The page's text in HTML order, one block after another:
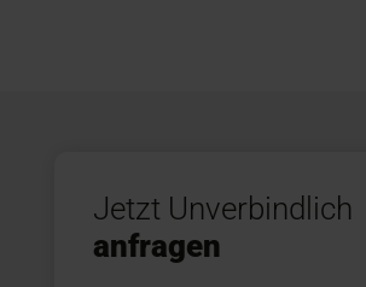
Jetzt Unverbindlich
anfragen